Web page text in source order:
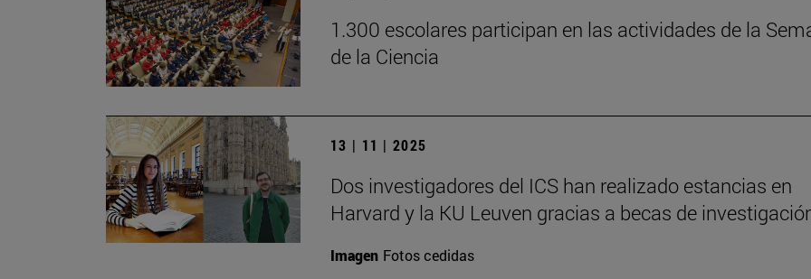
1.300 escolares participan en las actividades de la
de la Ciencia
13 | 11 | 2025
Dos investigadores del ICS han realizado estancias en
Harvard y la KU Leuven gracias a becas de
Imagen Fotos cedidas